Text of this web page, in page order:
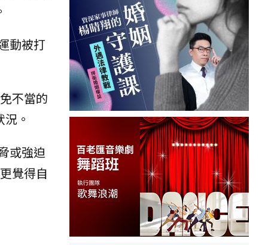
動被打
不當的
。
或強迫
覺得自